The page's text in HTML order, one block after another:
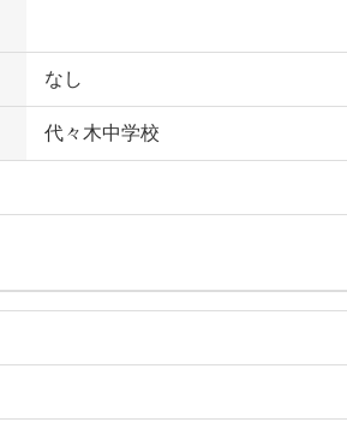
なし
代々木中学校